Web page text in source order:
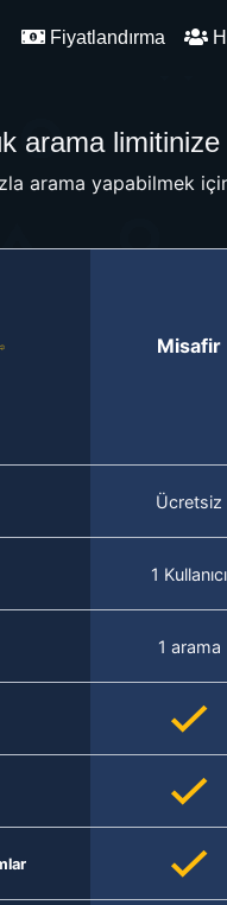
Fiyatlandırma
arama limitinize
arama yapabilmek
Misafir
Ücretsiz
1 Kullanıcı
1 arama